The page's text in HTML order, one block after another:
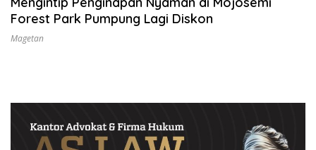
Forest Park Pumpung Lagi Diskon
Magetan